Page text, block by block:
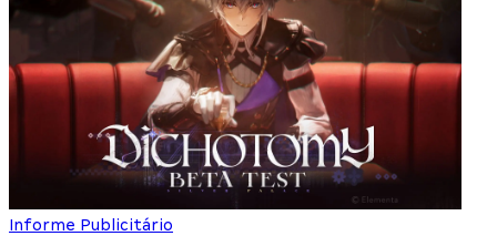
Informe Publicitário